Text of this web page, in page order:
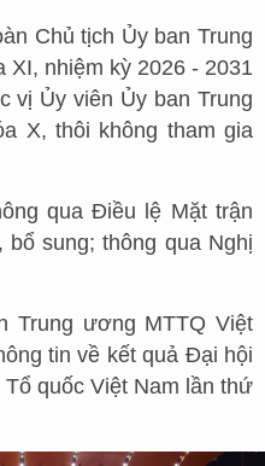
Chủ tịch Ủy ban Trung
XI, nhiệm kỳ 2026 - 2031
vị Ủy viên Ủy ban Trung
X, thôi không tham gia
qua Điều lệ Mặt trận
sung; thông qua Nghị
Trung ương MTTQ Việt
tin về kết quả Đại hội
quốc Việt Nam lần thứ